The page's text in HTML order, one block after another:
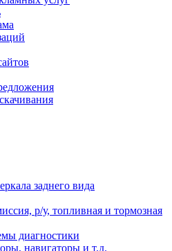
заднего вида
р/у, топливная и тормозная
диагностики
навигаторы и т.д.